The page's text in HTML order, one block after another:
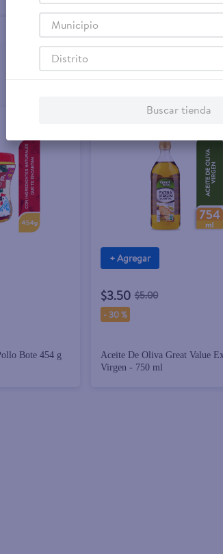
Bote 454 g
+ Agregar
$3.50 $5.00
-30 %
Aceite De Oliva Great Value
Virgen - 750 ml
Municipio
Distrito
Buscar tienda